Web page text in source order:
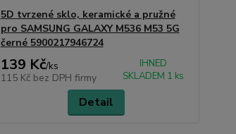
5D tvrzené sklo, keramické a pružné
pro SAMSUNG GALAXY M536 M53 5G
černé 5900217946724
139 Kč/ks
115 Kč bez DPH firmy
IHNED
SKLADEM 1 ks
Detail